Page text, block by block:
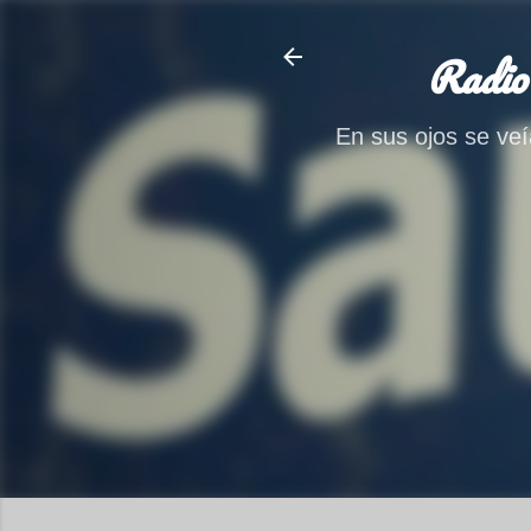
En sus ojos se